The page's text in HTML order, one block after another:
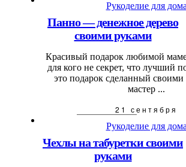
Рукоделие для дома
Панно — денежное дерево
своими руками
Красивый подарок любимой
для кого не секрет, что лучший
это подарок сделанный
мастер ...
21 сентября
Рукоделие для дома
Чехлы на табуретки своими
руками